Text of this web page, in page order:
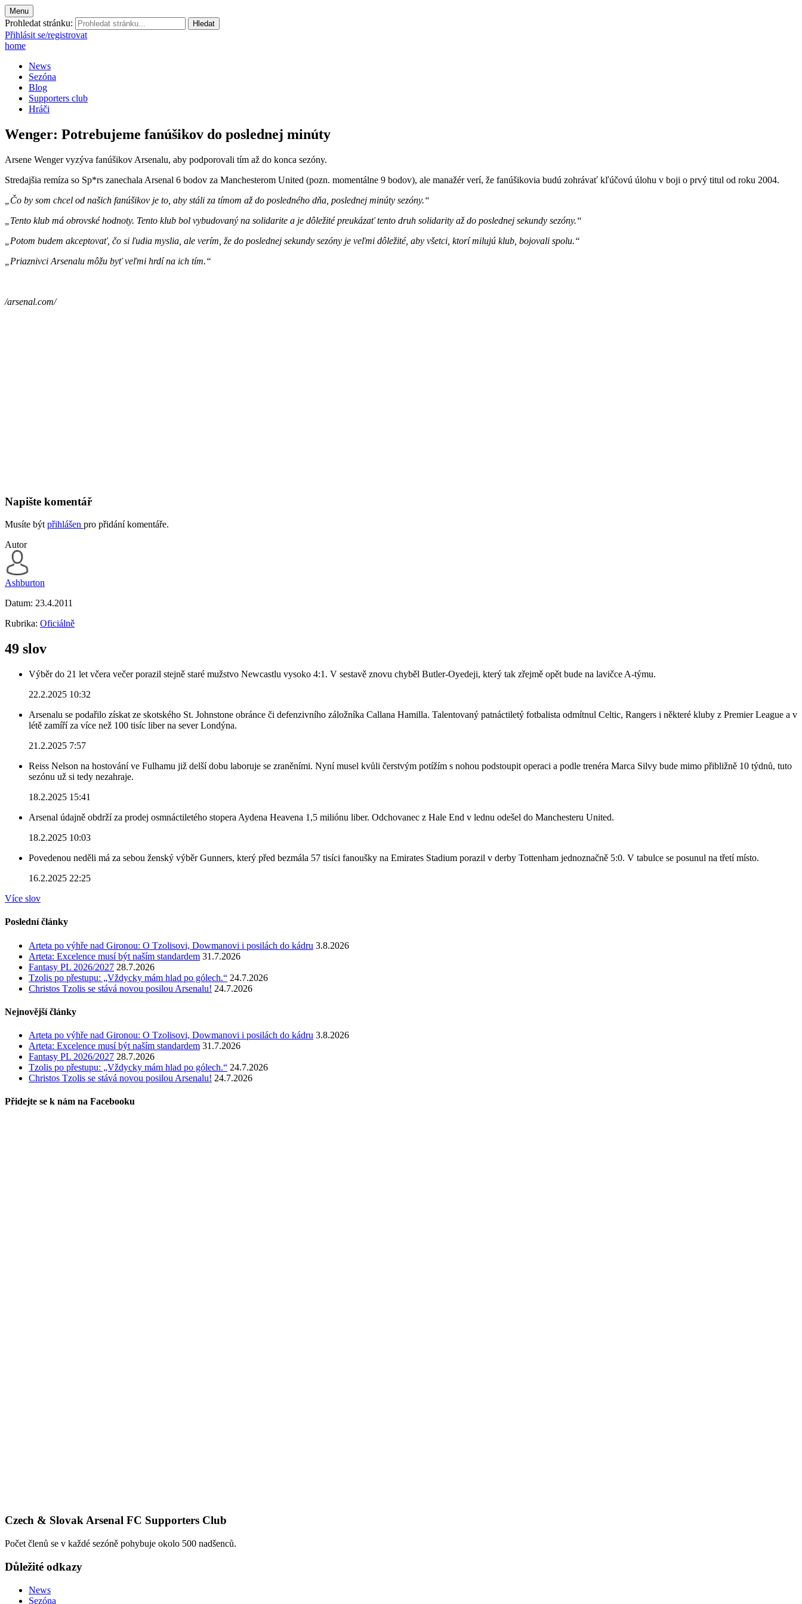
Menu
Prohledat stránku:
Přihlásit se/registrovat
home
News
Sezóna
Blog
Supporters club
Hráči
Wenger: Potrebujeme fanúšikov do poslednej minúty
Arsene Wenger vyzýva fanúšikov Arsenalu, aby podporovali tím až do konca sezóny.
Stredajšia remíza so Sp*rs zanechala Arsenal 6 bodov za Manchesterom United (pozn. momentálne 9 bodov), ale manažér verí, že fanúšikovia budú zohrávať kľúčovú úlohu v boji o prvý titul od roku 2004.
„Čo by som chcel od našich fanúšikov je to, aby stáli za tímom až do posledného dňa, poslednej minúty sezóny.“
„Tento klub má obrovské hodnoty. Tento klub bol vybudovaný na solidarite a je dôležité preukázať tento druh solidarity až do poslednej sekundy sezóny.“
„Potom budem akceptovať, čo si ľudia myslia, ale verím, že do poslednej sekundy sezóny je veľmi dôležité, aby všetci, ktorí milujú klub, bojovali spolu.“
„Priaznivci Arsenalu môžu byť veľmi hrdí na ich tím.“
/arsenal.com/
Napište komentář
Musíte být přihlášen pro přidání komentáře.
Autor
Ashburton
Datum: 23.4.2011
Rubrika: Oficiálně
49 slov
Výběr do 21 let včera večer porazil stejně staré mužstvo Newcastlu vysoko 4:1. V sestavě znovu chyběl Butler-Oyedeji, který tak zřejmě opět bude na lavičce A-týmu.
22.2.2025 10:32
Arsenalu se podařilo získat ze skotského St. Johnstone obránce či defenzivního záložníka Callana Hamilla. Talentovaný patnáctiletý fotbalista odmítnul Celtic, Rangers i některé kluby z Premier League a v
létě zamíří za více než 100 tisíc liber na sever Londýna.
21.2.2025 7:57
Reiss Nelson na hostování ve Fulhamu již delší dobu laboruje se zraněními. Nyní musel kvůli čerstvým potížím s nohou podstoupit operaci a podle trenéra Marca Silvy bude mimo přibližně 10 týdnů, tuto
sezónu už si tedy nezahraje.
18.2.2025 15:41
Arsenal údajně obdrží za prodej osmnáctiletého stopera Aydena Heavena 1,5 miliónu liber. Odchovanec z Hale End v lednu odešel do Manchesteru United.
18.2.2025 10:03
Povedenou neděli má za sebou ženský výběr Gunners, který před bezmála 57 tisíci fanoušky na Emirates Stadium porazil v derby Tottenham jednoznačně 5:0. V tabulce se posunul na třetí místo.
16.2.2025 22:25
Více slov
Poslední články
Arteta po výhře nad Gironou: O Tzolisovi, Dowmanovi i posilách do kádru 3.8.2026
Arteta: Excelence musí být naším standardem 31.7.2026
Fantasy PL 2026/2027 28.7.2026
Tzolis po přestupu: „Vždycky mám hlad po gólech.“ 24.7.2026
Christos Tzolis se stává novou posilou Arsenalu! 24.7.2026
Nejnovější články
Arteta po výhře nad Gironou: O Tzolisovi, Dowmanovi i posilách do kádru 3.8.2026
Arteta: Excelence musí být naším standardem 31.7.2026
Fantasy PL 2026/2027 28.7.2026
Tzolis po přestupu: „Vždycky mám hlad po gólech.“ 24.7.2026
Christos Tzolis se stává novou posilou Arsenalu! 24.7.2026
Přidejte se k nám na Facebooku
Czech & Slovak Arsenal FC Supporters Club
Počet členů se v každé sezóně pohybuje okolo 500 nadšenců.
Důležité odkazy
News
Sezóna